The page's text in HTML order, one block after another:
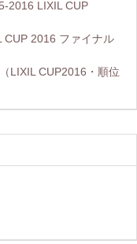
2016 LIXIL CUP
CUP 2016 ファイナル
LIXIL CUP2016・順位